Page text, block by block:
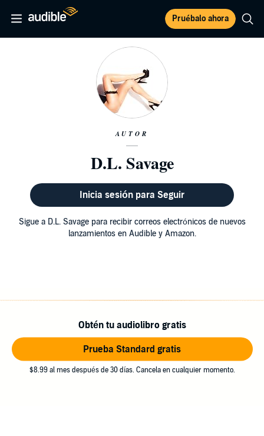
Pruébalo ahora
AUTOR
D.L. Savage
Inicia sesión para Seguir
Sigue a D.L. Savage para recibir correos electrónicos de nuevos
lanzamientos en Audible y Amazon.
Obtén tu audiolibro gratis
Prueba Standard gratis
$8.99 al mes después de 30 días. Cancela en cualquier momento.